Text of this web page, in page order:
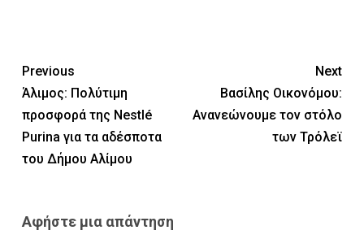
Previous
Άλιμος: Πολύτιμη
προσφορά της Nestlé
Purina για τα αδέσποτα
του Δήμου Αλίμου
Next
Βασίλης Οικονόμου:
Ανανεώνουμε τον στόλο
των Τρόλεϊ
Αφήστε μια απάντηση